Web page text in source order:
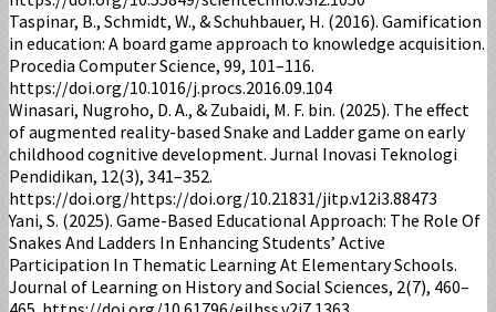
Taspinar, B., Schmidt, W., & Schuhbauer, H. (2016). Gamification
in education: A board game approach to knowledge acquisition.
Procedia Computer Science, 99, 101–116.
https://doi.org/10.1016/j.procs.2016.09.104
Winasari, Nugroho, D. A., & Zubaidi, M. F. bin. (2025). The effect
of augmented reality-based Snake and Ladder game on early
childhood cognitive development. Jurnal Inovasi Teknologi
Pendidikan, 12(3), 341–352.
https://doi.org/https://doi.org/10.21831/jitp.v12i3.88473
Yani, S. (2025). Game-Based Educational Approach: The Role Of
Snakes And Ladders In Enhancing Students’ Active
Participation In Thematic Learning At Elementary Schools.
Journal of Learning on History and Social Sciences, 2(7), 460–